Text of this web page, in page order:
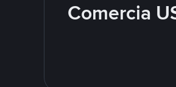
Comercia